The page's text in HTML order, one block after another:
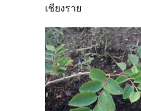
เชียงราย